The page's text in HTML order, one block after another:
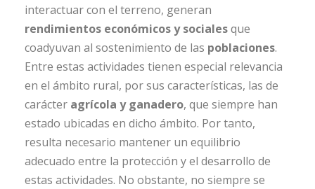
interactuar con el terreno, generan
rendimientos económicos y socialesque
coadyuvan al sostenimiento de las poblaciones.
Entre estas actividades tienen especial relevancia
en el ámbito rural, por sus características, las de
carácter agrícola y ganadero, que siempre han
estado ubicadas en dicho ámbito. Por tanto,
resulta necesario mantener un equilibrio
adecuado entre la protección y el desarrollo de
estas actividades. No obstante, no siempre se